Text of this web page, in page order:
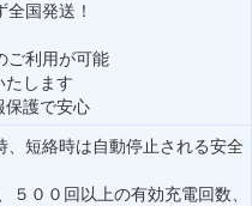
国発送！
ご利用が可能
たします
保護で安心
、短絡時は自動停止される安全
５００回以上の有効充電回数、